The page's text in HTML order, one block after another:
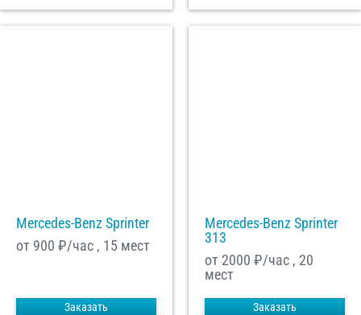
Mercedes-Benz Sprinter
от 900 ₽/час , 15 мест
Заказать
Mercedes-Benz Sprinter
313
от 2000 ₽/час , 20
мест
Заказать